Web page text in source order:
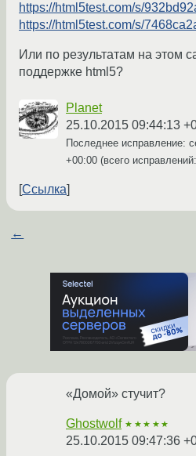
https://html5test.com/s/
https://html5test.com/s/
Или по результатам на этом
поддержке html5?
Planet
25.10.2015 09:44:13
Последнее исправление:
+00:00 (всего
Ссылка
←
«Домой» стучит?
Ghostwolf ★★★★★
25.10.2015 09:47:36